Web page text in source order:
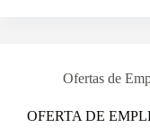
Ofertas de
OFERTA DE